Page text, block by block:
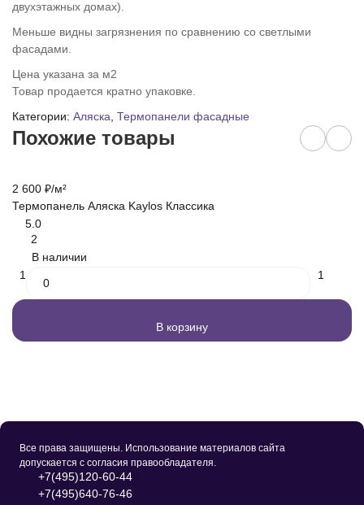
двухэтажных домах).
Меньше видны загрязнения по сравнению со светлыми
фасадами.
Цена указана за м2
Товар продается кратно упаковке.
Категории: Аляска Термопанели фасадные
Похожие товары
2 600 ₽/м²
Термопанель Аляска Kaylos Классика
5.0
2
В наличии
1
1
В корзину
Все права защищены. Использование материалов сайта
допускается с согласия правообладателя.
+7(495)120-60-44
+7(495)640-76-46